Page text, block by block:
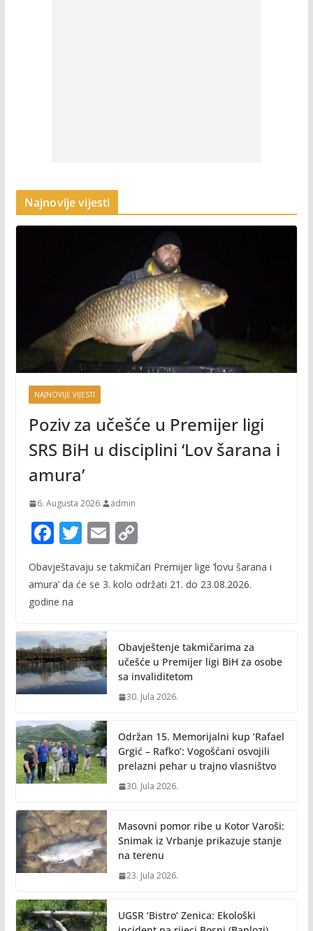
Najnovije vijesti
NAJNOVIJE VIJESTI
Poziv za učešće u Premijer ligi
SRS BiH u disciplini ‘Lov šarana i
amura’
6. Augusta 2026. admin
F
ac
e
b
o
k
T
itt
E
m
ai
C
o
p
n
k
Obavještavaju se takmičari Premijer lige ‘lovu šarana i
amura’ da će se 3. kolo održati 21. do 23.08.2026.
godine na
Obavještenje takmičarima za
učešće u Premijer ligi BiH za osobe
sa invaliditetom
30. Jula 2026.
Održan 15. Memorijalni kup ‘Rafael
Grgić – Rafko’: Vogošćani osvojili
prelazni pehar u trajno vlasništvo
30. Jula 2026.
Masovni pomor ribe u Kotor Varoši:
Snimak iz Vrbanje prikazuje stanje
na terenu
23. Jula 2026.
UGSR ‘Bistro’ Zenica: Ekološki